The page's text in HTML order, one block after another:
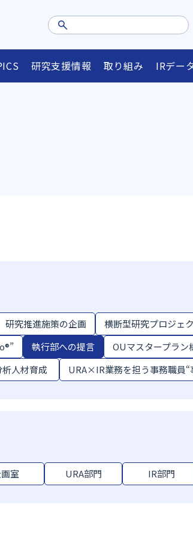
研究支援情報 取り組み IRデー
研究推進施策の企画 横断型研究プロジェ
執行部への提言 OUマスタープラン
析人材育成 URA×IR業務を担う事務職員“
室 URA部門 IR部門